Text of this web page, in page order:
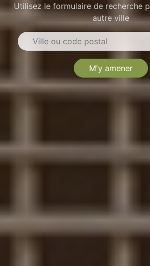
Utilisez le formulaire de recherche
autre ville
M'y amener